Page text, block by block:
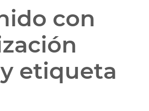
con
y etiqueta